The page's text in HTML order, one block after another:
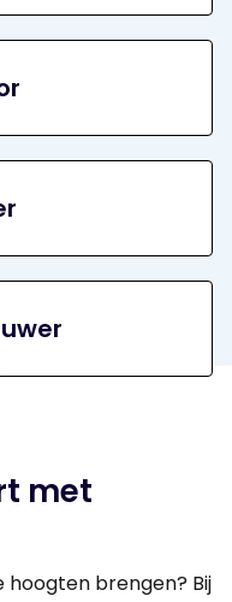
met
hoogten brengen? Bij